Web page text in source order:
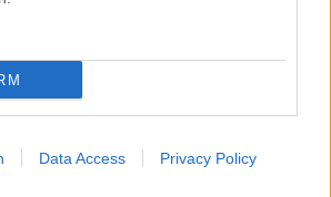
Data Access Privacy Policy
4 / 5